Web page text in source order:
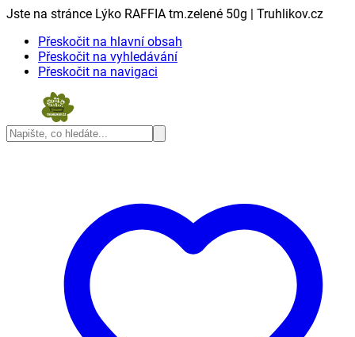
Jste na stránce Lýko RAFFIA tm.zelené 50g | Truhlikov.cz
Přeskočit na hlavní obsah
Přeskočit na vyhledávání
Přeskočit na navigaci